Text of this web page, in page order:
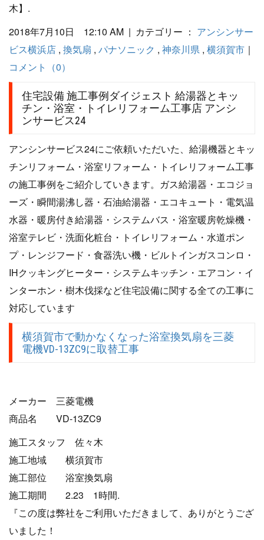
木】.
2018年7月10日 12:10 AM | カテゴリー ： アンシンサー
ビス横浜店 , 換気扇 , パナソニック , 神奈川県 , 横須賀市 ｜
コメント（0）
住宅設備 施工事例ダイジェスト 給湯器とキッ
チン・浴室・トイレリフォーム工事店 アンシ
ンサービス24
アンシンサービス24にご依頼いただいた、給湯機器とキッ
チンリフォーム・浴室リフォーム・トイレリフォーム工事
の施工事例をご紹介していきます。ガス給湯器・エコジョ
ーズ・瞬間湯沸し器・石油給湯器・エコキュート・電気温
水器・暖房付き給湯器・システムバス・浴室暖房乾燥機・
浴室テレビ・洗面化粧台・トイレリフォーム・水道ポン
プ・レンジフード・食器洗い機・ビルトインガスコンロ・
IHクッキングヒーター・システムキッチン・エアコン・イ
ンターホン・樹木伐採など住宅設備に関する全ての工事に
対応しています
横須賀市で動かなくなった浴室換気扇を三菱
電機VD-13ZC9に取替工事
メーカー 三菱電機
商品名 VD-13ZC9
施工スタッフ 佐々木
施工地域 横須賀市
施工部位 浴室換気扇
施工期間 2.23 1時間.
『この度は弊社をご利用いただきまして、ありがとうござ
いました！